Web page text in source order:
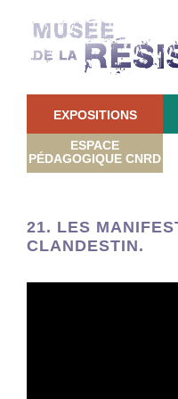
EXPOSITIONS
ESPACE
PÉDAGOGIQUE CNRD
21. LES
CLANDESTIN.